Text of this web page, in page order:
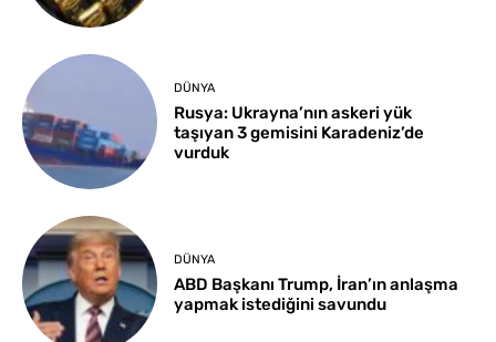
DÜNYA
Rusya: Ukrayna’nın askeri yük
taşıyan 3 gemisini Karadeniz’de
vurduk
DÜNYA
ABD Başkanı Trump, İran’ın anlaşma
yapmak istediğini savundu